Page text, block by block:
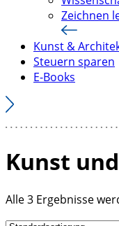
Zeichnen
Kunst &
Steuern sparen
E-Books
Kunst
Alle 3 Ergebnisse